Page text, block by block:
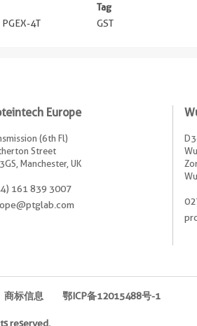
4T
Tag
GST
Europe
(6th Fl)
Street
Manchester, UK
161 839 3007
商标信息 鄂ICP备12015488号-1
reserved.